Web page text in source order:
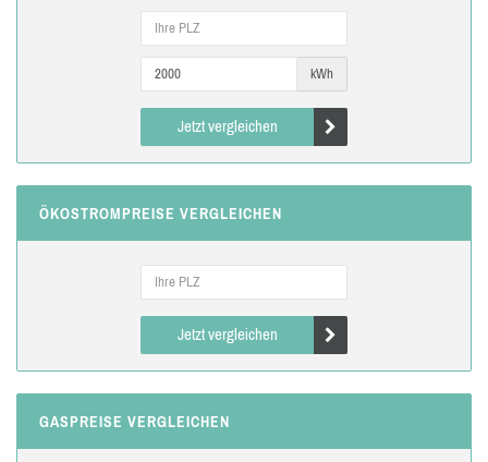
kWh
Jetzt vergleichen
ÖKOSTROMPREISE VERGLEICHEN
Jetzt vergleichen
GASPREISE VERGLEICHEN